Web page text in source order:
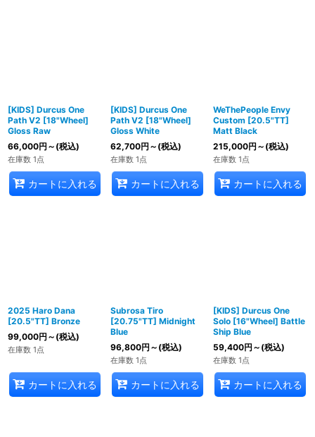
[KIDS] Durcus One
Path V2 [18"Wheel]
Gloss Raw
66,000円 ～ (税込)
在庫数 1点
カートに入れる
[KIDS] Durcus One
Path V2 [18"Wheel]
Gloss White
62,700円 ～ (税込)
在庫数 1点
カートに入れる
WeThePeople Envy
Custom [20.5"TT]
Matt Black
215,000円 ～ (税込)
在庫数 1点
カートに入れる
2025 Haro Dana
[20.5"TT] Bronze
99,000円 ～ (税込)
在庫数 1点
カートに入れる
Subrosa Tiro
[20.75"TT] Midnight
Blue
96,800円 ～ (税込)
在庫数 1点
カートに入れる
[KIDS] Durcus One
Solo [16"Wheel] Battle
Ship Blue
59,400円 ～ (税込)
在庫数 1点
カートに入れる